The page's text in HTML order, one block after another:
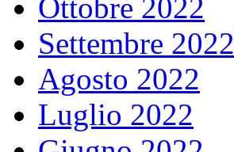
Ottobre 2022
Settembre 2022
Agosto 2022
Luglio 2022